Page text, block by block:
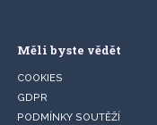
Měli byste vědět
COOKIES
GDPR
PODMÍNKY SOUTĚŽÍ